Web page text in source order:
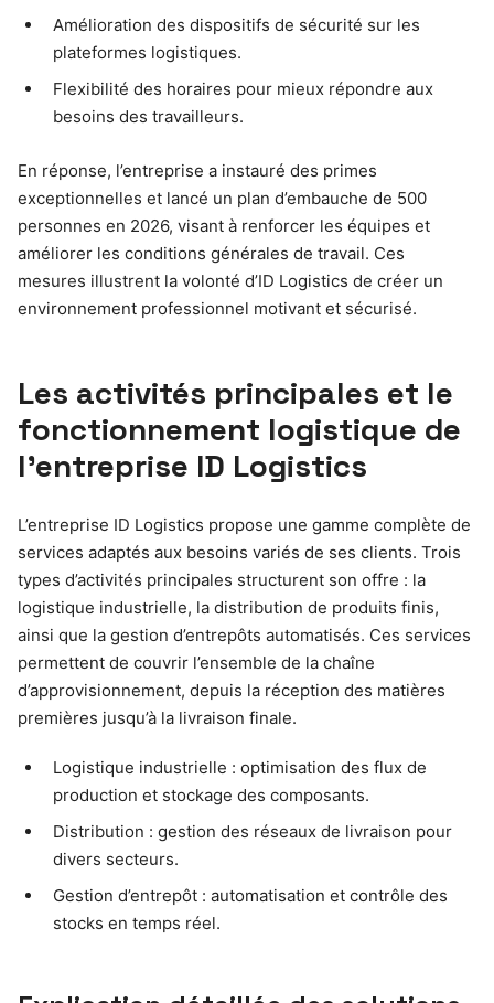
Amélioration des dispositifs de sécurité sur les
plateformes logistiques.
Flexibilité des horaires pour mieux répondre aux
besoins des travailleurs.
En réponse, l’entreprise a instauré des primes
exceptionnelles et lancé un plan d’embauche de 500
personnes en 2026, visant à renforcer les équipes et
améliorer les conditions générales de travail. Ces
mesures illustrent la volonté d’ID Logistics de créer un
environnement professionnel motivant et sécurisé.
Les activités principales et le
fonctionnement logistique de
l’entreprise ID Logistics
L’entreprise ID Logistics propose une gamme complète de
services adaptés aux besoins variés de ses clients. Trois
types d’activités principales structurent son offre : la
logistique industrielle, la distribution de produits finis,
ainsi que la gestion d’entrepôts automatisés. Ces services
permettent de couvrir l’ensemble de la chaîne
d’approvisionnement, depuis la réception des matières
premières jusqu’à la livraison finale.
Logistique industrielle : optimisation des flux de
production et stockage des composants.
Distribution : gestion des réseaux de livraison pour
divers secteurs.
Gestion d’entrepôt : automatisation et contrôle des
stocks en temps réel.